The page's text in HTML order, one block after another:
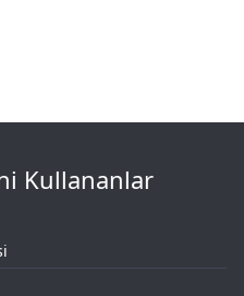
Kullananlar